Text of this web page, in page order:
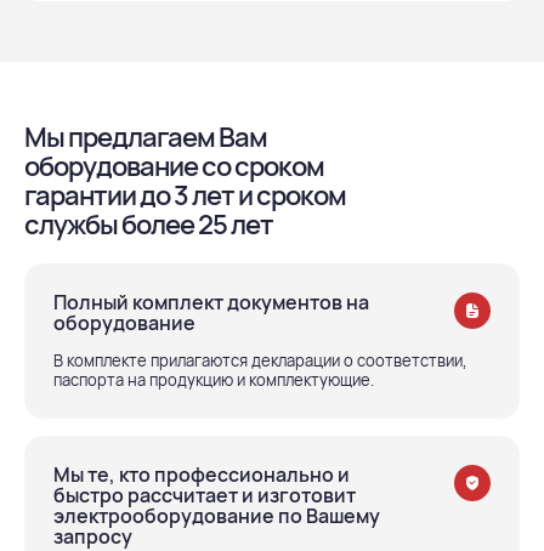
Мы предлагаем Вам
оборудование со сроком
гарантии до 3 лет и сроком
службы более 25 лет
Полный комплект документов на
оборудование
В комплекте прилагаются декларации о соответствии,
паспорта на продукцию и комплектующие.
Мы те, кто профессионально и
быстро рассчитает и изготовит
электрооборудование по Вашему
запросу